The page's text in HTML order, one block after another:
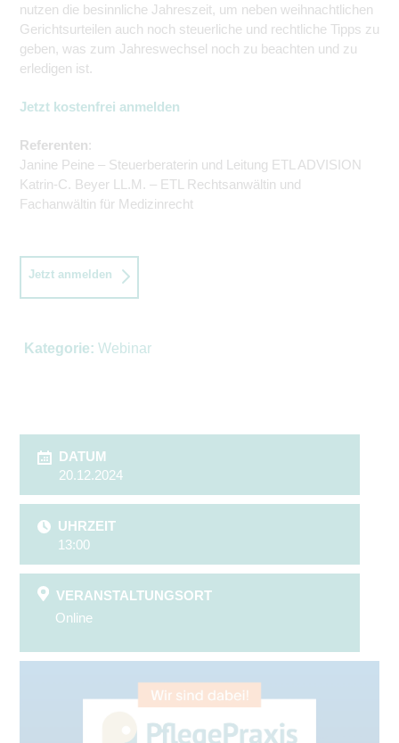
nutzen die besinnliche Jahreszeit, um neben weihnachtlichen
Gerichtsurteilen auch noch steuerliche und rechtliche Tipps zu
geben, was zum Jahreswechsel noch zu beachten und zu
erledigen ist.
Jetzt kostenfrei anmelden
Referenten:
Janine Peine – Steuerberaterin und Leitung ETL ADVISION
Katrin-C. Beyer LL.M. – ETL Rechtsanwältin und
Fachanwältin für Medizinrecht
Jetzt anmelden
Kategorie: Webinar
DATUM
20.12.2024
UHRZEIT
13:00
VERANSTALTUNGSORT
Online